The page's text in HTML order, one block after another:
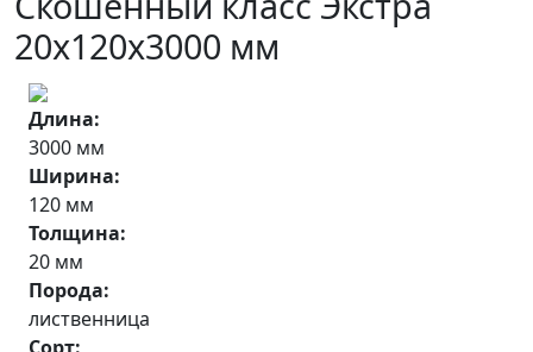
20x120x3000 мм
Длина:
3000 мм
Ширина:
120 мм
Толщина:
20 мм
Порода:
лиственница